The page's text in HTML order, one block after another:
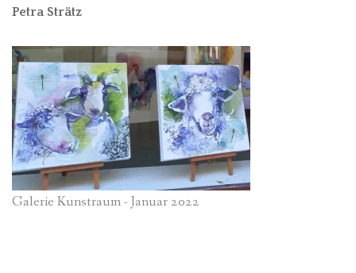
Petra Strätz
Galerie Kunstraum - Januar 2022